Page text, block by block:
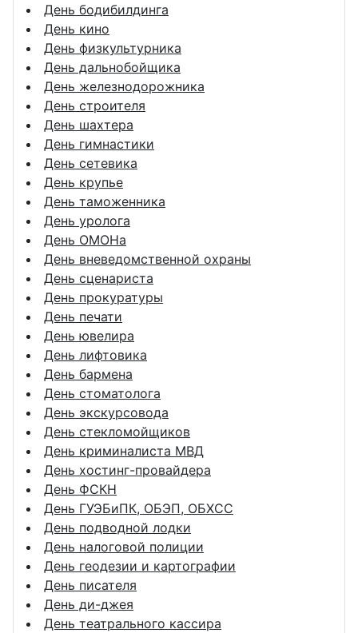
День бодибилдинга
День кино
День физкультурника
День дальнобойщика
День железнодорожника
День строителя
День шахтера
День гимнастики
День сетевика
День крупье
День таможенника
День уролога
День ОМОНа
День вневедомственной охраны
День сценариста
День прокуратуры
День печати
День ювелира
День лифтовика
День бармена
День стоматолога
День экскурсовода
День стекломойщиков
День криминалиста МВД
День хостинг-провайдера
День ФСКН
День ГУЭБиПК, ОБЭП, ОБХСС
День подводной лодки
День налоговой полиции
День геодезии и картографии
День писателя
День ди-джея
День театрального кассира